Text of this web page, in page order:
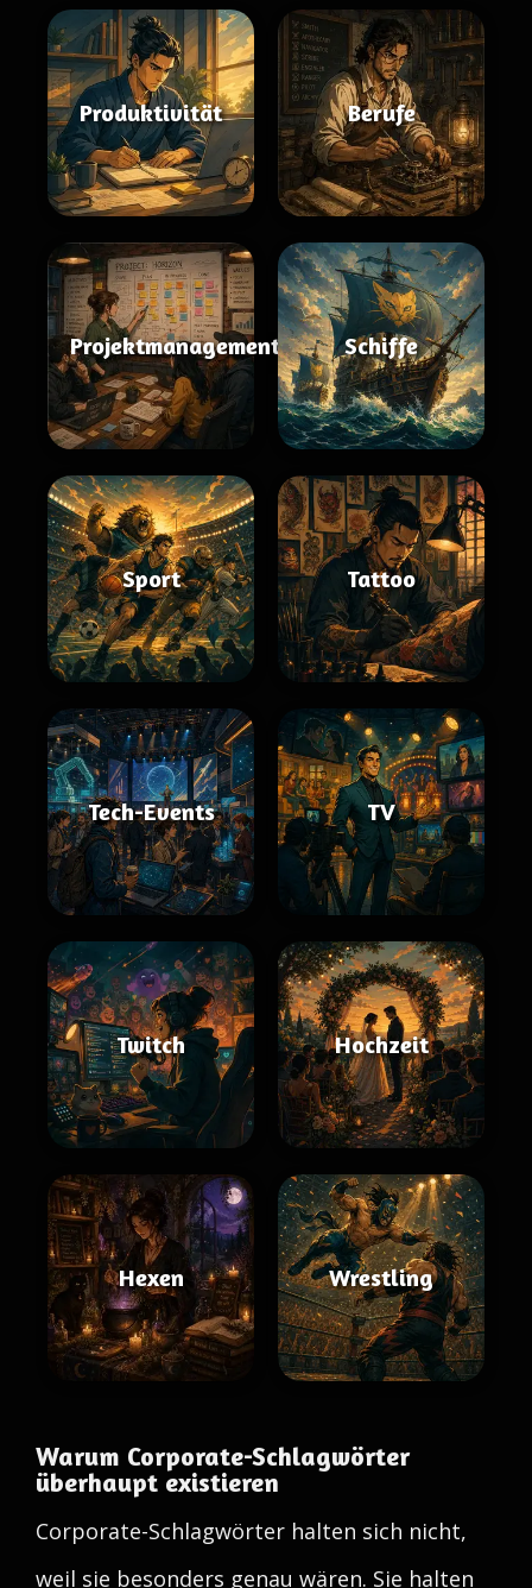
Produktivität Berufe
Projektmanagement Schiffe
Sport Tattoo
Tech-Events TV
Twitch Hochzeit
Hexen Wrestling
Warum Corporate-Schlagwörter
überhaupt existieren
Corporate-Schlagwörter halten sich nicht,
weil sie besonders genau wären. Sie halten